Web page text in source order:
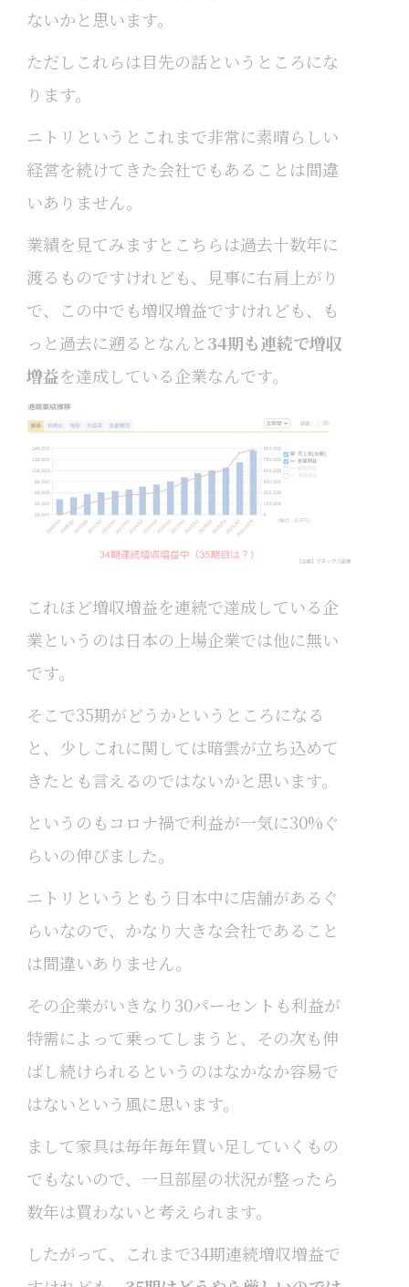
ないかと思います。
ただしこれらは目先の話というところにな
ります。
ニトリというとこれまで非常に素晴らしい
経営を続けてきた会社でもあることは間違
いありません。
業績を見てみますとこちらは過去十数年に
渡るものですけれども、見事に右肩上がり
で、この中でも増収増益ですけれども、も
っと過去に遡るとなんと34期も連続で増収
増益を達成している企業なんです。
これほど増収増益を連続で達成している企
業というのは日本の上場企業では他に無い
です。
そこで35期がどうかというところになる
と、少しこれに関しては暗雲が立ち込めて
きたとも言えるのではないかと思います。
というのもコロナ禍で利益が一気に30%ぐ
らいの伸びました。
ニトリというともう日本中に店舗があるぐ
らいなので、かなり大きな会社であること
は間違いありません。
その企業がいきなり30パーセントも利益が
特需によって乗ってしまうと、その次も伸
ばし続けられるというのはなかなか容易で
はないという風に思います。
まして家具は毎年毎年買い足していくもの
でもないので、一旦部屋の状況が整ったら
数年は買わないと考えられます。
したがって、これまで34期連続増収増益で